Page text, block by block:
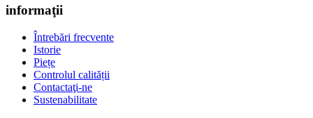
informaţii
Întrebări frecvente
Istorie
Piețe
Controlul calității
Contactaţi-ne
Sustenabilitate